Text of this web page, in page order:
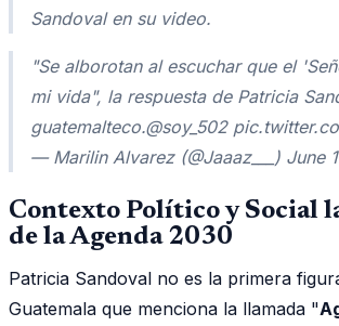
Sandoval en su video.
"Se alborotan al escuchar que el
mi vida", la respuesta de Patricia
guatemalteco.@soy_502
— Marilin Alvarez (@Jaaaz___) June
Contexto Político y Social
de la Agenda 2030
Patricia Sandoval no es la primera
Guatemala que menciona la llamada "